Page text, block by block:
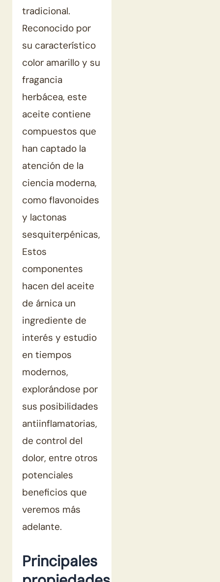
tradicional.
Reconocido por
su característico
color amarillo y su
fragancia
herbácea, este
aceite contiene
compuestos que
han captado la
atención de la
ciencia moderna,
como flavonoides
y lactonas
sesquiterpénicas,
Estos
componentes
hacen del aceite
de árnica un
ingrediente de
interés y estudio
en tiempos
modernos,
explorándose por
sus posibilidades
antiinflamatorias,
de control del
dolor, entre otros
potenciales
beneficios que
veremos más
adelante.
Principales